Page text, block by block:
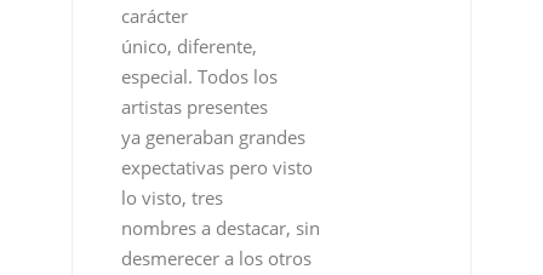
carácter
único, diferente,
especial. Todos los
artistas presentes
ya generaban grandes
expectativas pero visto
lo visto, tres
nombres a destacar, sin
desmerecer a los otros